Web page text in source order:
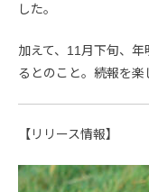
した。
加えて、11月下旬、
るとのこと。続報を楽
【リリース情報】